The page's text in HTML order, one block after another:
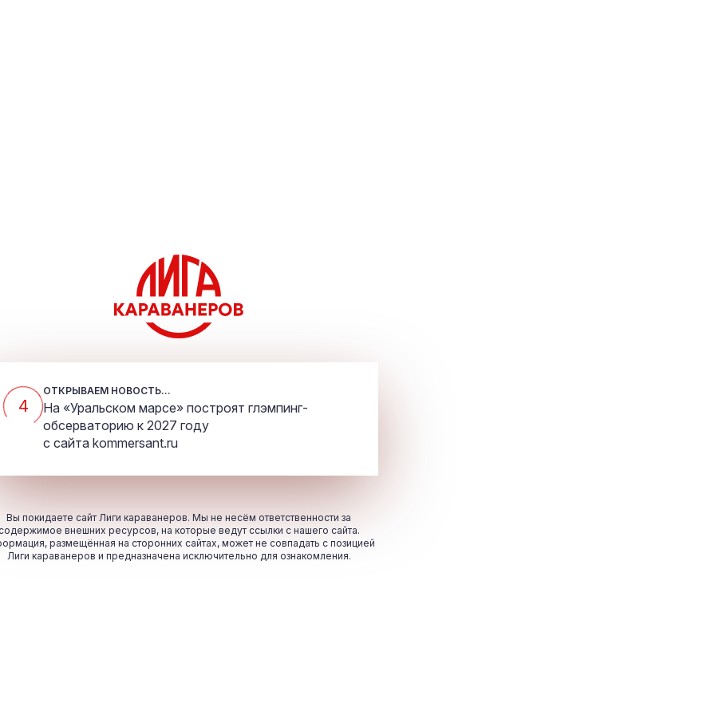
4
ОТКРЫВАЕМ НОВОСТЬ...
На «Уральском марсе» построят глэмпинг-
обсерваторию к 2027 году
с сайта kommersant.ru
Вы покидаете сайт Лиги караванеров. Мы не несём ответственности за
внешних ресурсов, на которые ведут ссылки с нашего сайта.
размещённая на сторонних сайтах, может не совпадать с позицией
Лиги караванеров и предназначена исключительно для ознакомления.